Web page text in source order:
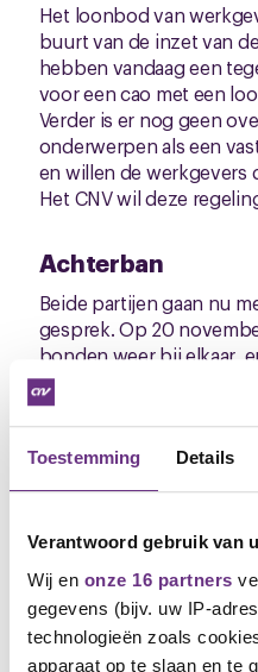
Toestemming Details
Verantwoord gebruik van
Wij en onze 16 partners
gegevens (bijv. uw IP-
technologieën zoals
apparaat op te slaan en te
Het loonbod van
buurt van de inzet van
hebben vandaag een
voor een cao met een
Verder is er nog geen
onderwerpen als een
en willen de werkgevers
Het CNV wil deze
Achterban
Beide partijen gaan nu
gesprek.Op 20
bonden weer bij elkaar,
hoe zinvol dat zal zijn.
bestuurder Erik Maas.
Maak je collega's
de vakbond:
https://www.cnv.nl/lid-
Erik Maas